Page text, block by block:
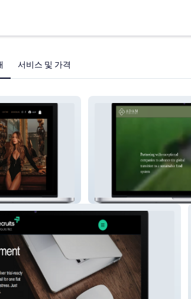
서비스 및 가격
Adam Partners